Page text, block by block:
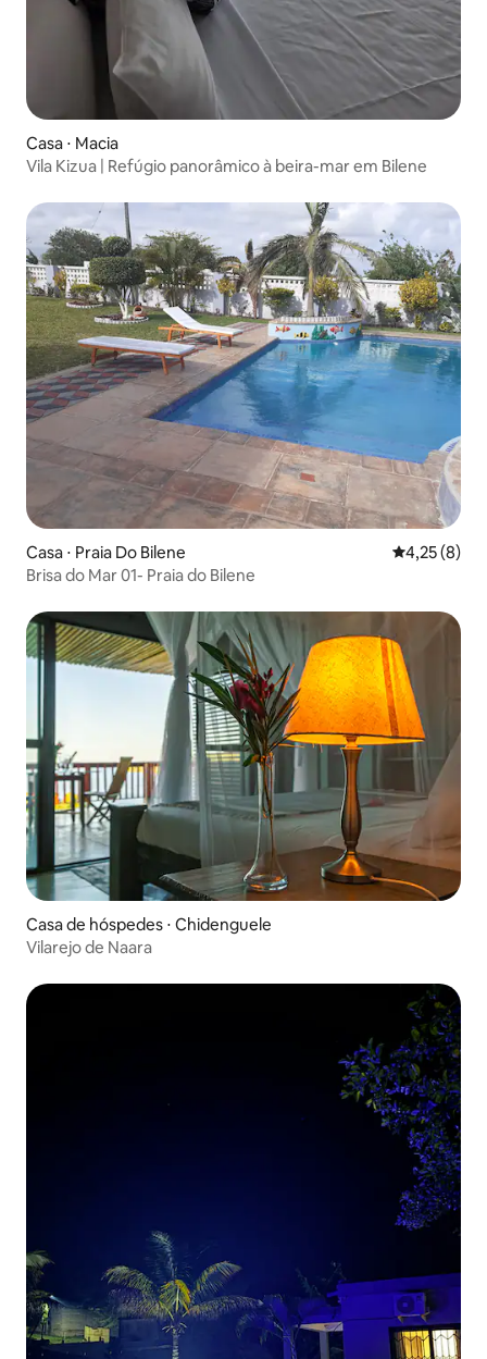
Casa ⋅ Macia
Vila Kizua | Refúgio panorâmico à beira-mar em Bilene
Casa ⋅ Praia Do Bilene 4,25 de
4,25 (8)
Brisa do Mar 01- Praia do Bilene
Casa de hóspedes ⋅ Chidenguele
Vilarejo de Naara